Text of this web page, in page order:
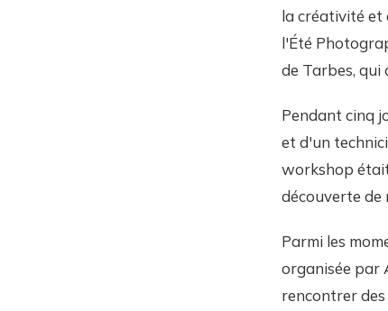
la créativité et
l'Été
de Tarbes,
Pendant cinq
et d'un
workshop
découverte de
Parmi les
organisée par
rencontrer